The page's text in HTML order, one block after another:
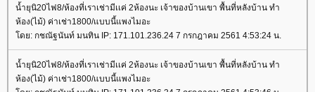
น้ำยุนิ20ไฟ8/ห้องที่เราเช่ามีเเค่ 2ห้องนะ เจ้าของบ้านเขา พื้นที่หลังบ้าน ทำ
ห้อง(ไม้) ค่าเช่า1800/แบบนี้แพงไมอะ
ดย: กชณัฐนันท์ มนทิน IP: 171.101.236.24 7 กรกฎาคม 2561 4:53:24 น.
น้ำยุนิ20ไฟ8/ห้องที่เราเช่ามีเเค่ 2ห้องนะ เจ้าของบ้านเขา พื้นที่หลังบ้าน ทำ
ห้อง(ไม้) ค่าเช่า1800/แบบนี้แพงไมอะ